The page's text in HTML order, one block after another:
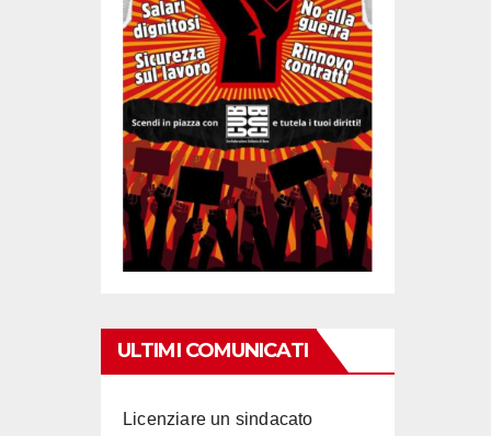
ULTIMI COMUNICATI
Licenziare un sindacato